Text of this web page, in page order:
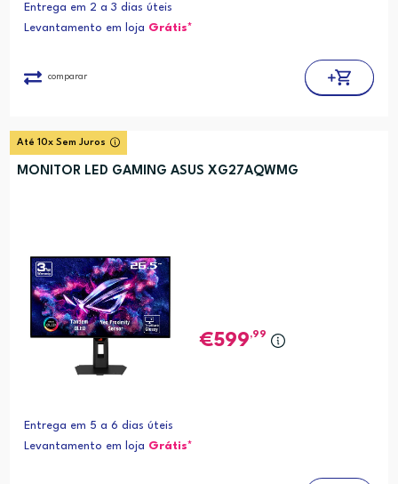
Entrega em 2 a 3 dias úteis
Levantamento em loja Grátis*
comparar
Até 10x Sem Juros
MONITOR LED GAMING ASUS XG27AQWMG
599,99
Entrega em 5 a 6 dias úteis
Levantamento em loja Grátis*